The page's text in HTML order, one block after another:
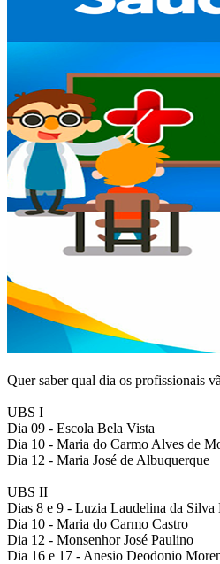
Quer saber qual dia os profissionais
UBS I
Dia 09 - Escola Bela Vista
Dia 10 - Maria do Carmo Alves de
Dia 12 - Maria José de Albuquerque
UBS II
Dias 8 e 9 - Luzia Laudelina da Silva
Dia 10 - Maria do Carmo Castro
Dia 12 - Monsenhor José Paulino
Dia 16 e 17 - Anesio Deodonio